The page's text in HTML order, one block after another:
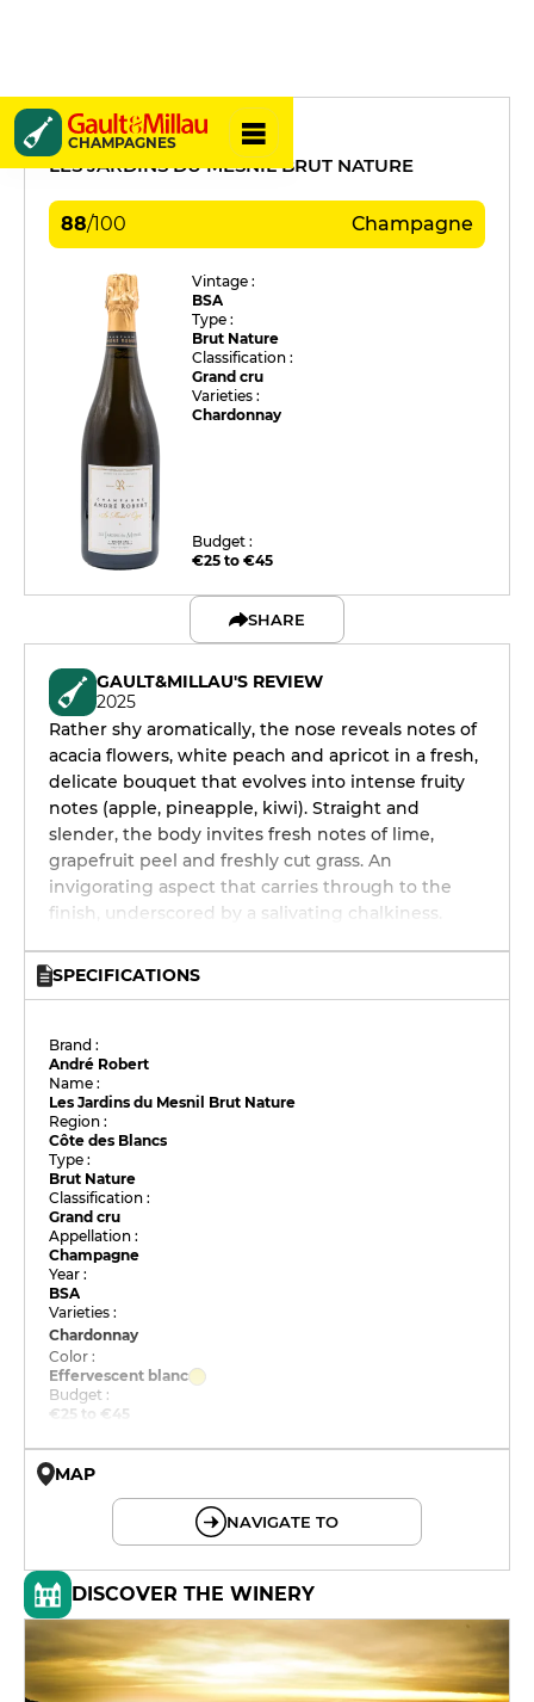
CHAMPAGNES
André Robert
LES JARDINS DU MESNIL BRUT NATURE
88/100 Champagne
Vintage :
BSA
Type :
Brut Nature
Classification :
Grand cru
Varieties :
Chardonnay
Budget :
€25 to €45
SHARE
GAULT&MILLAU'S REVIEW
2025
Rather shy aromatically, the nose reveals notes of
acacia flowers, white peach and apricot in a fresh,
delicate bouquet that evolves into intense fruity
notes (apple, pineapple, kiwi). Straight and
slender, the body invites fresh notes of lime,
grapefruit peel and freshly cut grass. An
invigorating aspect that carries through to the
finish, underscored by a salivating chalkiness.
SPECIFICATIONS
Brand :
André Robert
Name :
Les Jardins du Mesnil Brut Nature
Region :
Côte des Blancs
Type :
Brut Nature
Classification :
Grand cru
Appellation :
Champagne
Year :
BSA
Varieties :
Chardonnay
Color :
Effervescent blanc
Budget :
€25 to €45
MAP
NAVIGATE TO
DISCOVER THE WINERY